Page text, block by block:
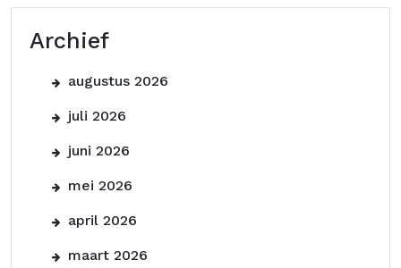
Archief
augustus 2026
juli 2026
juni 2026
mei 2026
april 2026
maart 2026